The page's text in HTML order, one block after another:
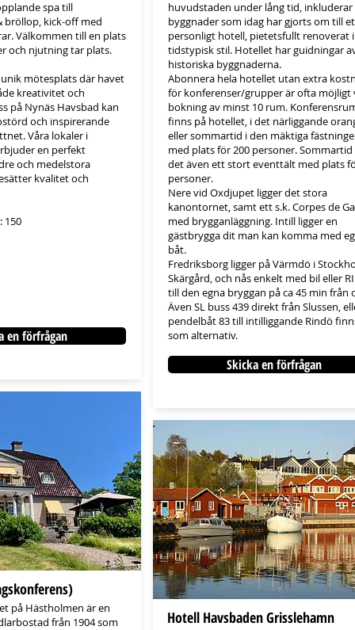
spa till
bröllop, kick-off med
Välkommen till en plats
och njutning tar plats.
mötesplats där havet
kreativitet och
på Nynäs Havsbad kan
och inspirerande
Våra lokaler i
en perfekt
och medelstora
kvalitet och
150
en förfrågan
på Hästholmen är en
från 1904 som
huvudstaden under lång tid, inkluderar
byggnader som idag har gjorts om till
personligt hotell, pietetsfullt renoverat i
tidstypisk stil. Hotellet har guidningar
historiska byggnaderna.
Abonnera hela hotellet utan extra
för konferenser/grupper är ofta möjligt
bokning av minst 10 rum.
finns på hotellet, i det närliggande
eller sommartid i den mäktiga
med plats för 200 personer.
det även ett stort eventtält med plats
personer.
Nere vid Oxdjupet ligger det stora
kanontornet, samt ett s.k. Corpes de
med brygganläggning. Intill ligger en
gästbrygga dit man kan komma med
båt.
Fredriksborg ligger på Värmdö i
Skärgård, och nås enkelt med bil eller
till den egna bryggan på ca 45 min från
Även SL buss 439 direkt från Slussen,
pendelbåt 83 till intilliggande Rindö
som alternativ.
Skicka en förfrågan
Hotell Havsbaden Grisslehamn